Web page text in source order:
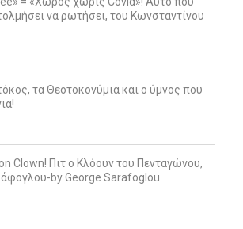
να ρωτήσει, του Κωνσταντίνου
τα Θεοτοκονύμια και ο ύμνος που
Clown! Πιτ ο Κλόουν του Πενταγώνου,
by George Sarafoglou